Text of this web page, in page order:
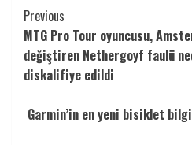
Continue
Reading
Previous
MTG Pro Tour oyuncusu,
değiştiren Nethergoyf faulü
diskalifiye edildi
Garmin’in en yeni bisiklet